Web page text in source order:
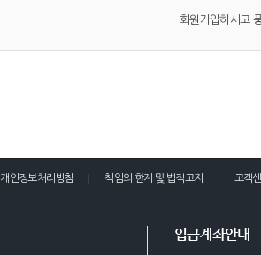
회원가입하시고
개인정보처리방침 책임의 한계 및 법적고지 고객
입금계좌안내